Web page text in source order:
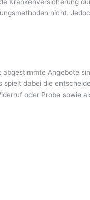
Krankenversicherung
nicht.
Angebote
dabei die
oder Probe sowie